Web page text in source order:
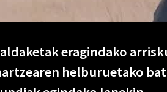
eragindako
helburuetako